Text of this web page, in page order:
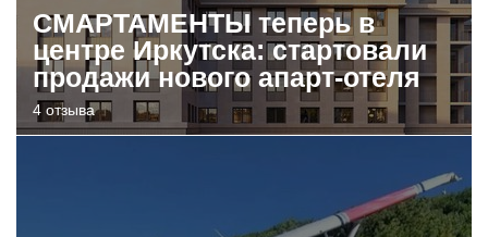
СМАРТАМЕНТЫ теперь в
центре Иркутска: стартовали
продажи нового апарт-отеля
4 отзыва